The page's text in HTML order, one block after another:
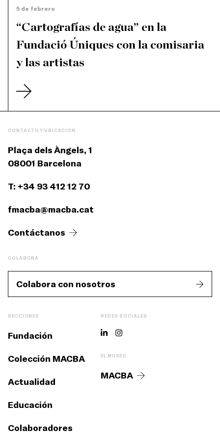
5 de febrero
“Cartografías de agua” en la
Fundació Úniques con la comisaria
y las artistas
CONTACTO Y UBICACIÓN
Plaça dels Àngels, 1
08001 Barcelona
T: +34 93 412 12 70
fmacba@macba.cat
Contáctanos
COLABORA
Colabora con nosotros
SECCIONES
Fundación
Colección MACBA
Actualidad
Educación
Colaboradores
REDES SOCIALES
EL MUSEO
MACBA